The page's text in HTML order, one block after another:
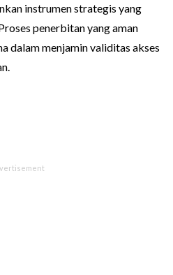
instrumen strategis yang
penerbitan yang aman
dalam menjamin validitas akses